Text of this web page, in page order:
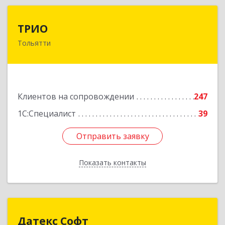
ТРИО
Тольятти
Клиентов на сопровождении
247
1С:Специалист
39
Отправить заявку
Показать контакты
Отправить заявку
Назад
Датекс Софт